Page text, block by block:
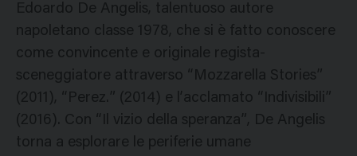
Edoardo De Angelis, talentuoso autore
napoletano classe 1978, che si è fatto conoscere
come convincente e originale regista-
sceneggiatore attraverso “Mozzarella Stories”
(2011), “Perez.” (2014) e l’acclamato “Indivisibili”
(2016). Con “Il vizio della speranza”, De Angelis
torna a esplorare le periferie umane